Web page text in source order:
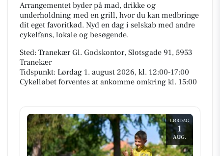
Arrangementet byder på mad, drikke og
underholdning med en grill, hvor du kan medbringe
dit eget favoritkød. Nyd en dag i selskab med andre
cykelfans, lokale og besøgende.
Sted: Tranekær Gl. Godskontor, Slotsgade 91, 5953
Tranekær
Tidspunkt: Lørdag 1. august 2026, kl. 12:00-17:00
Cykelløbet forventes at ankomme omkring kl. 15:00
LØRDAG
1
AUG.